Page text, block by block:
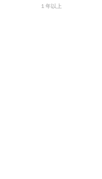
１年以上